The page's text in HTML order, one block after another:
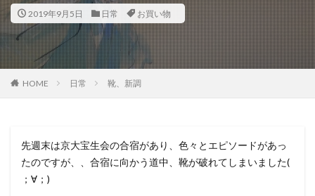
2019年9月5日 日常 お買い物
HOME 日常 靴、新調
先週末は京大宝生会の合宿があり、色々とエピソードがあっ
たのですが、、合宿に向かう道中、靴が破れてしまいました(
；∀；)